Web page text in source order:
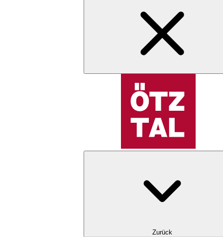
Zurück